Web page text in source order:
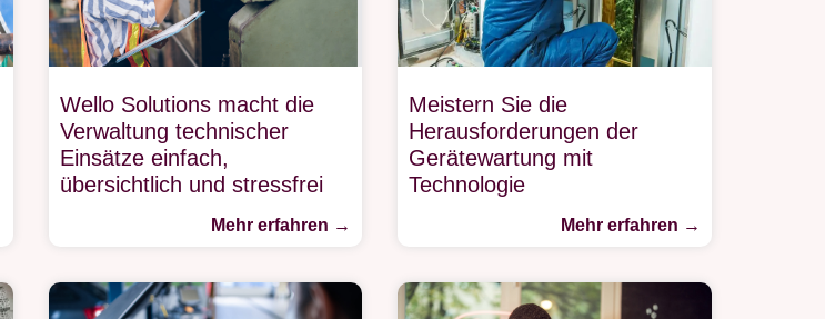
Wello Solutions macht die
Verwaltung technischer
Einsätze einfach,
übersichtlich und stressfrei
Mehr erfahren →
Meistern Sie die
Herausforderungen der
Gerätewartung mit
Technologie
Mehr erfahren →